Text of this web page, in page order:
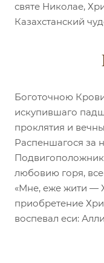
святе Николае,
Казахстанский
Боготочною
искупившаго
проклятия и
Распеншагося за
любовию горя,
«Мне, еже жити —
приобретение
воспевал еси: